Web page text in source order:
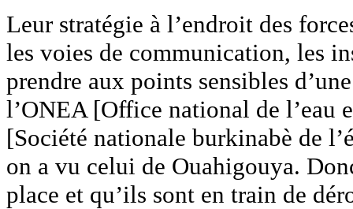
Leur stratégie à l’endroit des
les voies de communication, les
prendre aux points sensibles
l’ONEA [Office national de l’eau
[Société nationale burkinabè de
on a vu celui de Ouahigouya.
place et qu’ils sont en train de